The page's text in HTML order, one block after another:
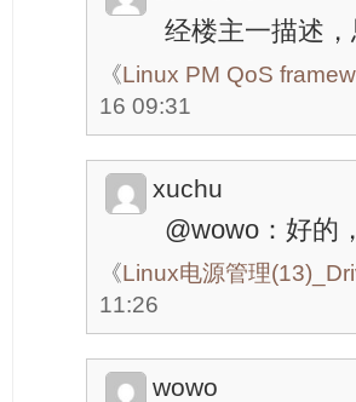
经楼主一描述，
《Linux PM QoS
16 09:31
xuchu
@wowo：好的
《Linux电源管理
11:26
wowo